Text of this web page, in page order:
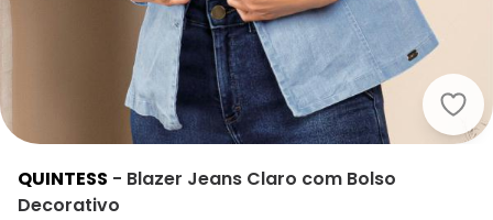
QUINTESS - Blazer Jeans Claro com Bolso
Decorativo